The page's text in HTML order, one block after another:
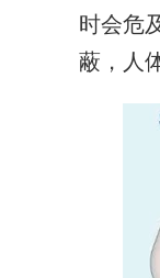
时会危
蔽，人